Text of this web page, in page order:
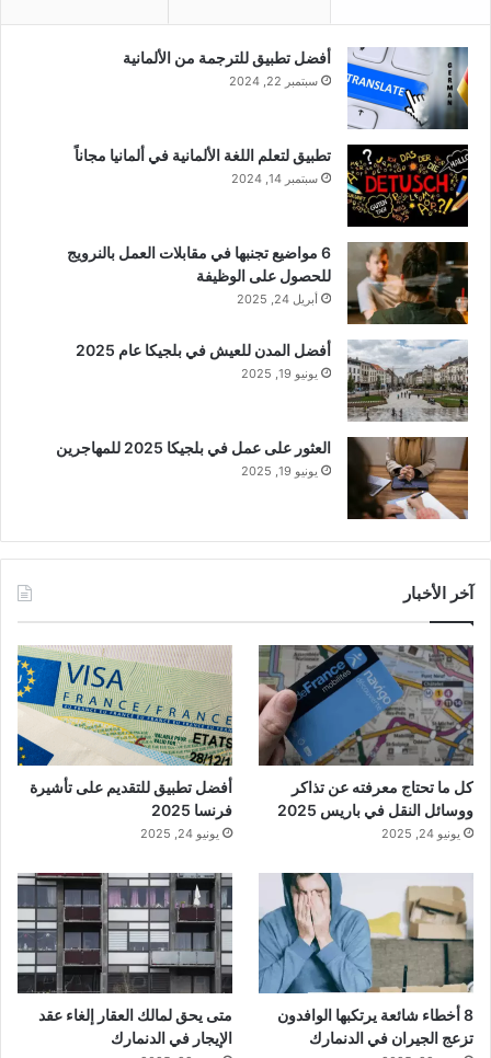
أفضل تطبيق للترجمة من الألمانية
سبتمبر 22, 2024
تطبيق لتعلم اللغة الألمانية في ألمانيا مجاناً
سبتمبر 14, 2024
6 مواضيع تجنبها في مقابلات العمل بالنرويج
للحصول على الوظيفة
أبريل 24, 2025
أفضل المدن للعيش في بلجيكا عام 2025
يونيو 19, 2025
العثور على عمل في بلجيكا 2025 للمهاجرين
يونيو 19, 2025
آخر الأخبار
كل ما تحتاج معرفته عن تذاكر
ووسائل النقل في باريس 2025
يونيو 24, 2025
أفضل تطبيق للتقديم على تأشيرة
فرنسا 2025
يونيو 24, 2025
8 أخطاء شائعة يرتكبها الوافدون
تزعج الجيران في الدنمارك
متى يحق لمالك العقار إلغاء عقد
الإيجار في الدنمارك